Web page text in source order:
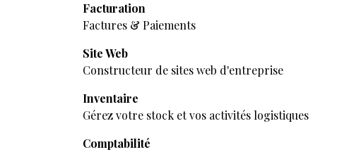
Facturation
Factures & Paiements
Site Web
Constructeur de sites web d'entreprise
Inventaire
Gérez votre stock et vos activités logistiques
Comptabilité